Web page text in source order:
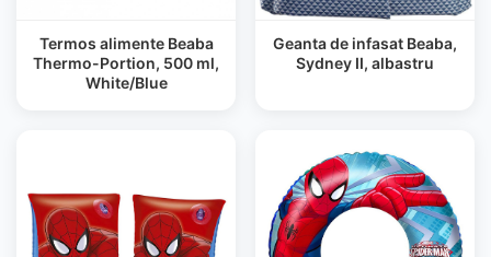
Termos alimente Beaba
Thermo-Portion, 500 ml,
White/Blue
Geanta de infasat Beaba,
Sydney II, albastru